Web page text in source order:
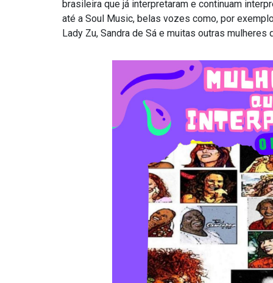
brasileira que já interpretaram e continuam
até a Soul Music, belas vozes como, por
Lady Zu, Sandra de Sá e muitas outras mulheres